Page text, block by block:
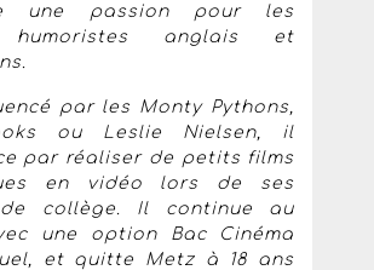
une passion pour les
humoristes anglais et
par les Monty Pythons,
ou Leslie Nielsen, il
par réaliser de petits films
en vidéo lors de ses
de collège. Il continue au
une option Bac Cinéma
et quitte Metz à 18 ans